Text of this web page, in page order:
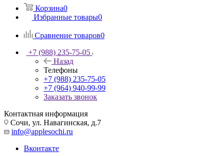
Корзина0
Избранные товары0
Сравнение товаров0
+7 (988) 235-75-05
Назад
Телефоны
+7 (988) 235-75-05
+7 (964) 940-99-99
Заказать звонок
Контактная информация
Сочи, ул. Навагинская, д.7
info@applesochi.ru
Вконтакте